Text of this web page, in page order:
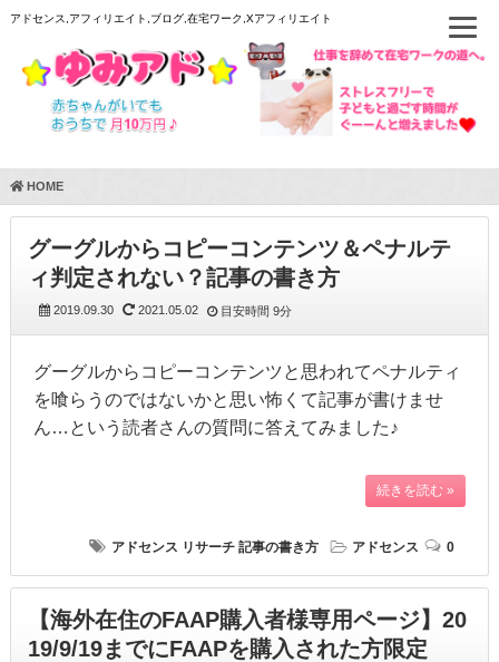
アドセンス,アフィリエイト,ブログ,在宅ワーク,Xアフィリエイト
HOME
グーグルからコピーコンテンツ＆ペナルテ
ィ判定されない？記事の書き方
2019.09.30 2021.05.02 目安時間 9分
グーグルからコピーコンテンツと思われてペナルティ
を喰らうのではないかと思い怖くて記事が書けませ
ん…という読者さんの質問に答えてみました♪
続きを読む »
アドセンス リサーチ 記事の書き方 アドセンス 0
【海外在住のFAAP購入者様専用ページ】20
19/9/19までにFAAPを購入された方限定